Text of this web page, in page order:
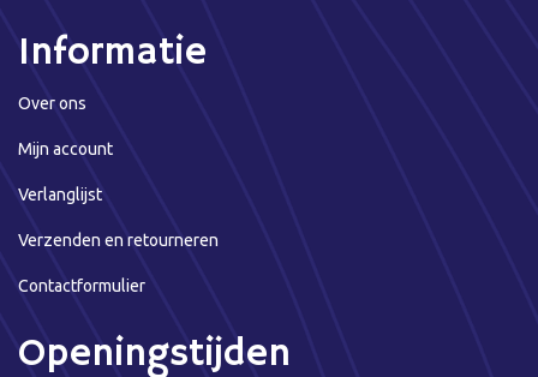
Informatie
Over ons
Mijn account
Verlanglijst
Verzenden en retourneren
Contactformulier
Openingstijden